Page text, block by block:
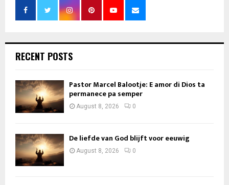
RECENT POSTS
Pastor Marcel Balootje: E amor di Dios ta
permanece pa semper
August 8, 2026 0
De liefde van God blijft voor eeuwig
August 8, 2026 0